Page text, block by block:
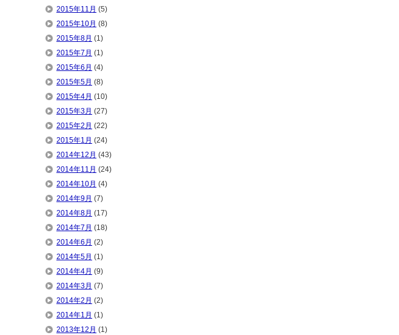
2015年11月 (5)
2015年10月 (8)
2015年8月 (1)
2015年7月 (1)
2015年6月 (4)
2015年5月 (8)
2015年4月 (10)
2015年3月 (27)
2015年2月 (22)
2015年1月 (24)
2014年12月 (43)
2014年11月 (24)
2014年10月 (4)
2014年9月 (7)
2014年8月 (17)
2014年7月 (18)
2014年6月 (2)
2014年5月 (1)
2014年4月 (9)
2014年3月 (7)
2014年2月 (2)
2014年1月 (1)
2013年12月 (1)